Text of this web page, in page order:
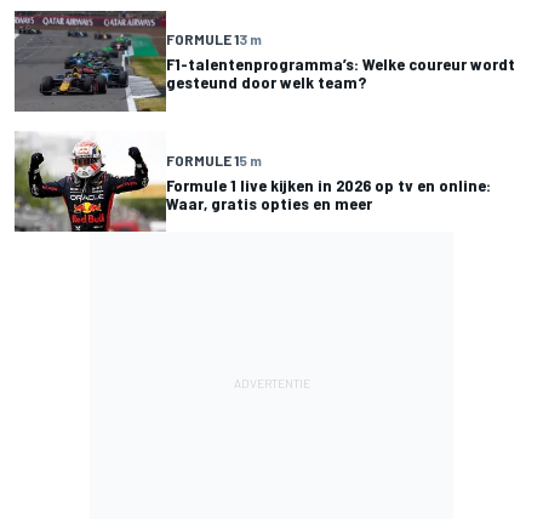
FORMULE 13 m
F1-talentenprogramma’s: Welke coureur wordt
gesteund door welk team?
FORMULE 15 m
Formule 1 live kijken in 2026 op tv en online:
Waar, gratis opties en meer